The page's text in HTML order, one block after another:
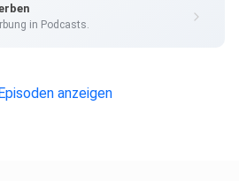
- Simon Sinek - Link
- Carl R. Rogers - Link
in Podcasts.
anzeigen